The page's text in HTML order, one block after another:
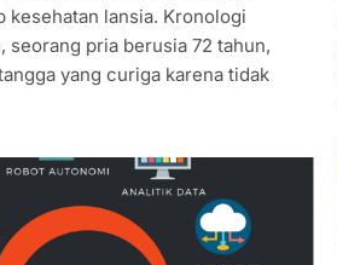
kesehatan lansia. Kronologi
seorang pria berusia 72 tahun,
yang curiga karena tidak